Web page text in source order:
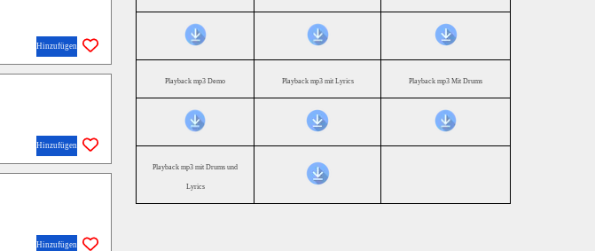
Hinzufügen
Hinzufügen
Hinzufügen
Playback mp3 Demo Playback mp3 mit Lyrics Playback mp3 Mit Drums
Playback mp3 mit Drums und
Lyrics